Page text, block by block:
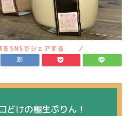
どけの極生ぷりん！